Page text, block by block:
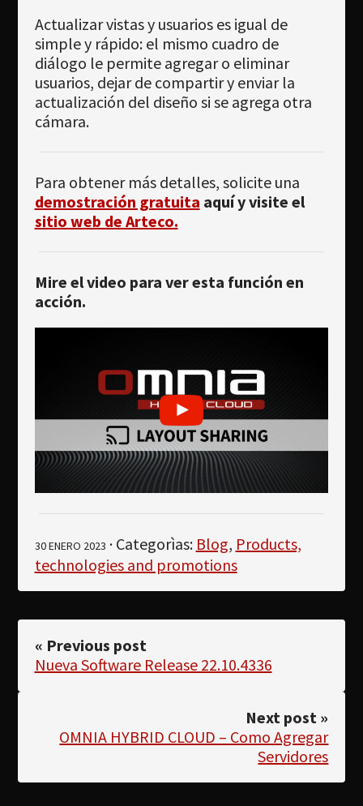
Actualizar vistas y usuarios es igual de
simple y rápido: el mismo cuadro de
diálogo le permite agregar o eliminar
usuarios, dejar de compartir y enviar la
actualización del diseño si se agrega otra
cámara.
Para obtener más detalles, solicite una
demostración gratuita aquí y visite el
sitio web de Arteco.
Mire el video para ver esta función en
acción.
30 ENERO 2023 · Categorìas: Blog, Products,
technologies and promotions
« Previous post
Nueva Software Release 22.10.4336
Next post »
OMNIA HYBRID CLOUD – Como Agregar
Servidores